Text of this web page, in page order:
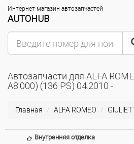
Интернет-магазин автозапчастей
AUTOHUB
Автозапчасти для ALFA
A8.000) (136 PS) 04.2010 -
Главная ALFA ROMEO
Внутренняя отделка